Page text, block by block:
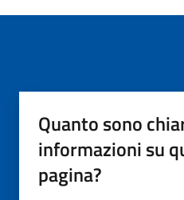
Quanto sono
informazioni su
pagina?